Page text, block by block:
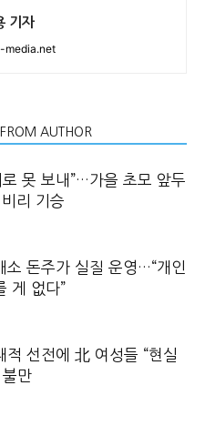
기자
media.net
AUTHOR
로 못 보내”…가을 초모 앞두
리 기승
소 돈주가 실질 운영…“개인
게 없다”
적 선전에 北 여성들 “현실
불만